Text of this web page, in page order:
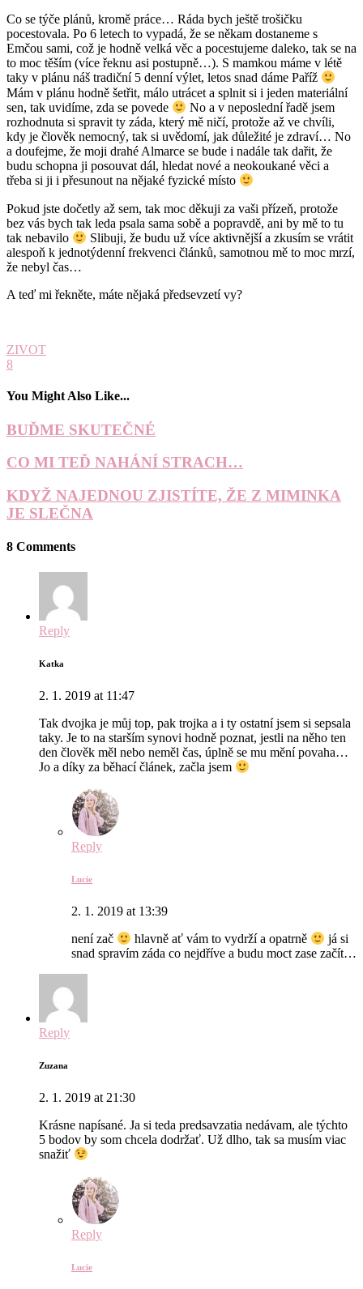
Co se týče plánů, kromě práce… Ráda bych ještě trošičku
pocestovala. Po 6 letech to vypadá, že se někam dostaneme s
Emčou sami, což je hodně velká věc a pocestujeme daleko, tak se na
to moc těším (více řeknu asi postupně…). S mamkou máme v létě
taky v plánu náš tradiční 5 denní výlet, letos snad dáme Paříž
Mám v plánu hodně šetřit, málo utrácet a splnit si i jeden materiální
sen, tak uvidíme, zda se povede
No a v neposlední řadě jsem
rozhodnuta si spravit ty záda, který mě ničí, protože až ve chvíli,
kdy je člověk nemocný, tak si uvědomí, jak důležité je zdraví… No
a doufejme, že moji drahé Almarce se bude i nadále tak dařit, že
budu schopna ji posouvat dál, hledat nové a neokoukané věci a
třeba si ji i přesunout na nějaké fyzické místo
Pokud jste dočetly až sem, tak moc děkuji za vaši přízeň, protože
bez vás bych tak leda psala sama sobě a popravdě, ani by mě to tu
tak nebavilo
Slibuji, že budu už více aktivnější a zkusím se vrátit
alespoň k jednotýdenní frekvenci článků, samotnou mě to moc mrzí,
že nebyl čas…
A teď mi řekněte, máte nějaká předsevzetí vy?
ZIVOT
8
You Might Also Like...
BUĎME SKUTEČNÉ
CO MI TEĎ NAHÁNÍ STRACH…
KDYŽ NAJEDNOU ZJISTÍTE, ŽE Z MIMINKA
JE SLEČNA
8 Comments
Reply
Katka
2. 1. 2019 at 11:47
Tak dvojka je můj top, pak trojka a i ty ostatní jsem si sepsala
taky. Je to na starším synovi hodně poznat, jestli na něho ten
den člověk měl nebo neměl čas, úplně se mu mění povaha…
Jo a díky za běhací článek, začla jsem
Reply
Lucie
2. 1. 2019 at 13:39
není zač hlavně ať vám to vydrží a opatrně
já si
snad spravím záda co nejdříve a budu moct zase začít…
Reply
Zuzana
2. 1. 2019 at 21:30
Krásne napísané. Ja si teda predsavzatia nedávam, ale týchto
5 bodov by som chcela dodržať. Už dlho, tak sa musím viac
snažiť
Reply
Lucie